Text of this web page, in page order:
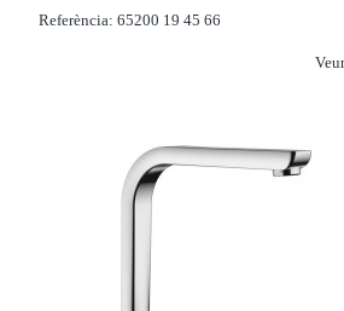
Referència: 65200 19 45 66